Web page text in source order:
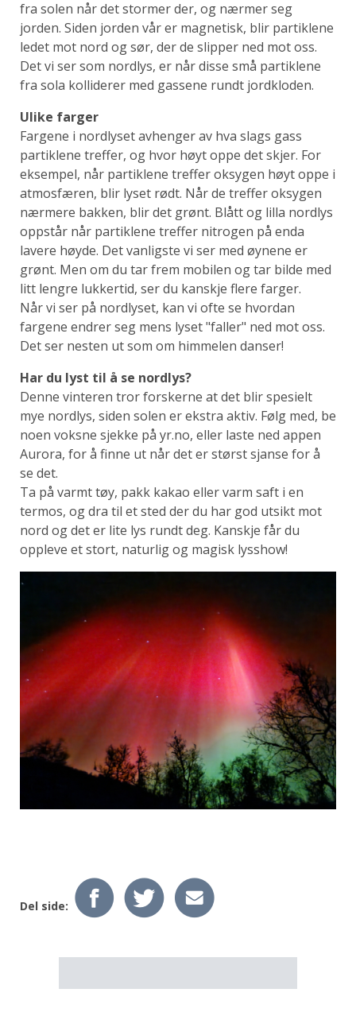
fra solen når det stormer der, og nærmer seg
jorden. Siden jorden vår er magnetisk, blir partiklene
ledet mot nord og sør, der de slipper ned mot oss.
Det vi ser som nordlys, er når disse små partiklene
fra sola kolliderer med gassene rundt jordkloden.
Ulike farger
Fargene i nordlyset avhenger av hva slags gass
partiklene treffer, og hvor høyt oppe det skjer. For
eksempel, når partiklene treffer oksygen høyt oppe i
atmosfæren, blir lyset rødt. Når de treffer oksygen
nærmere bakken, blir det grønt. Blått og lilla nordlys
oppstår når partiklene treffer nitrogen på enda
lavere høyde. Det vanligste vi ser med øynene er
grønt. Men om du tar frem mobilen og tar bilde med
litt lengre lukkertid, ser du kanskje flere farger.
Når vi ser på nordlyset, kan vi ofte se hvordan
fargene endrer seg mens lyset "faller" ned mot oss.
Det ser nesten ut som om himmelen danser!
Har du lyst til å se nordlys?
Denne vinteren tror forskerne at det blir spesielt
mye nordlys, siden solen er ekstra aktiv. Følg med, be
noen voksne sjekke på yr.no, eller laste ned appen
Aurora, for å finne ut når det er størst sjanse for å
se det.
Ta på varmt tøy, pakk kakao eller varm saft i en
termos, og dra til et sted der du har god utsikt mot
nord og det er lite lys rundt deg. Kanskje får du
oppleve et stort, naturlig og magisk lysshow!
Del side: